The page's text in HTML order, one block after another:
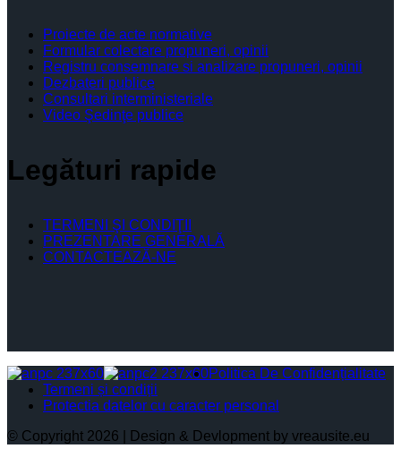
Proiecte de acte normative
Formular colectare propuneri, opinii
Registru consemnare si analizare propuneri, opinii
Dezbateri publice
Consultari interministeriale
Video Şedinţe publice
Legături rapide
TERMENI ŞI CONDIŢII
PREZENTARE GENERALĂ
CONTACTEAZĂ-NE
Politica De Confidențialitate
Termeni și condiții
Protectia datelor cu caracter personal
© Copyright 2026 | Design & Devlopment by vreausite.eu